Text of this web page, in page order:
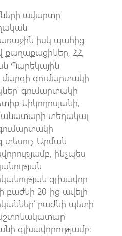
ավարտը
իսկ պահից
քաղաքացիներ, ՀՀ
Պարեկային
մարզի գումարտակի
գումարտակի
Նիկողոսյանի,
տեղակալ
տեսուչ Արման
ինչպես
գլխավոր
բաժնի 20-ից ավելի
բաժնի պետի
գլխավորությամբ։